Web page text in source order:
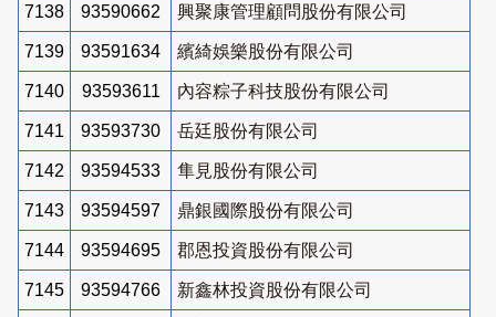
7138 93590662 興聚康管理顧問股份有限公司
7139 93591634 繽綺娛樂股份有限公司
7140 93593611 內容粽子科技股份有限公司
7141 93593730 岳廷股份有限公司
7142 93594533 隼見股份有限公司
7143 93594597 鼎銀國際股份有限公司
7144 93594695 郡恩投資股份有限公司
7145 93594766 新鑫林投資股份有限公司